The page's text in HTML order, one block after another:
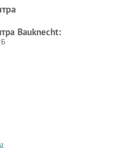
Bauknecht: